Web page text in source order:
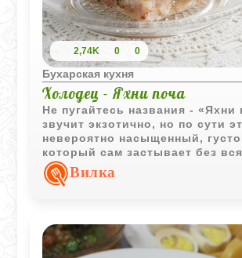
2,74K 0 0
Бухарская кухня
Холодец - Яхни поча
Не пугайтесь названия - «Яхни
звучит экзотично, но по сути
невероятно насыщенный,
который сам застывает без
желатина. Всё благодаря
который щедро отдают ножки в
близких - смело беритесь за
Поверьте, вкус этого холодца
каждого часа, проведённого у
Вилка